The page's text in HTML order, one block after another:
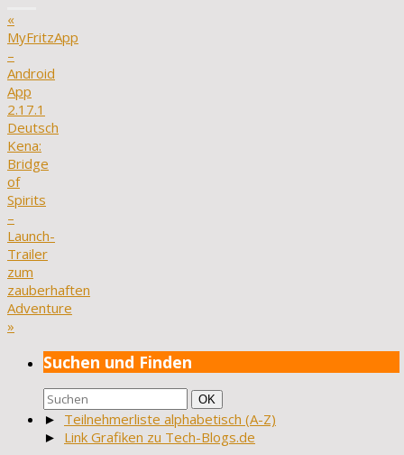
«
MyFritzApp
–
Android
App
2.17.1
Deutsch
Kena:
Bridge
of
Spirits
–
Launch-
Trailer
zum
zauberhaften
Adventure
»
Suchen und Finden
Suchen
nach:
Suchen
OK
► Teilnehmerliste alphabetisch (A-Z)
► Link Grafiken zu Tech-Blogs.de